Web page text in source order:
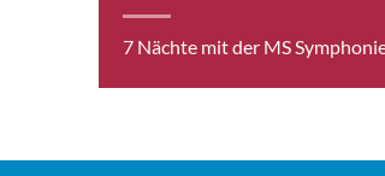
7 Nächte mit der MS